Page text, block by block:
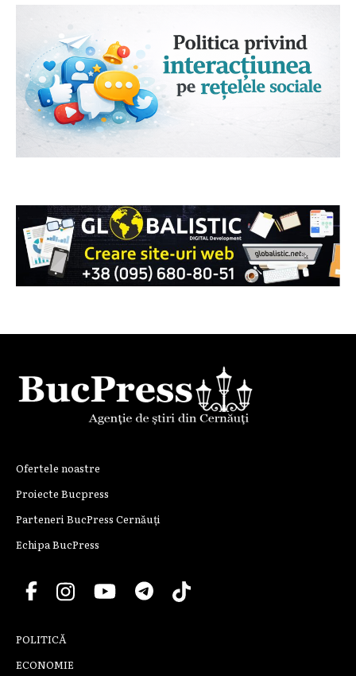
Ofertele noastre
Proiecte Bucpress
Parteneri BucPress Cernăuți
Echipa BucPress
POLITICĂ
ECONOMIE